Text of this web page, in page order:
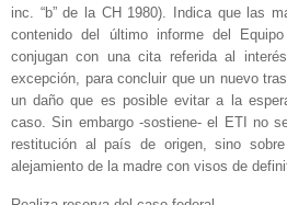
inc. “b” de la CH 1980). Indica que las
contenido del último informe del
conjugan con una cita referida al
excepción, para concluir que un nuevo
un daño que es posible evitar a la
caso. Sin embargo -sostiene- el ETI no
restitución al país de origen, sino
alejamiento de la madre con visos de